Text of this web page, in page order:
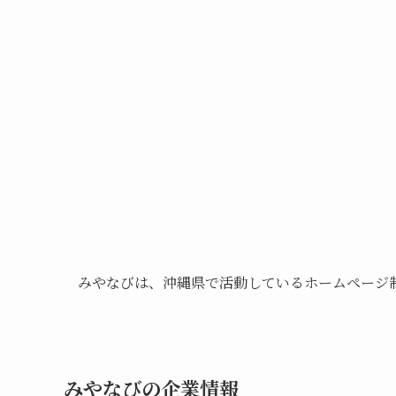
みやなびは、沖縄県で活動しているホームページ
みやなびの企業情報